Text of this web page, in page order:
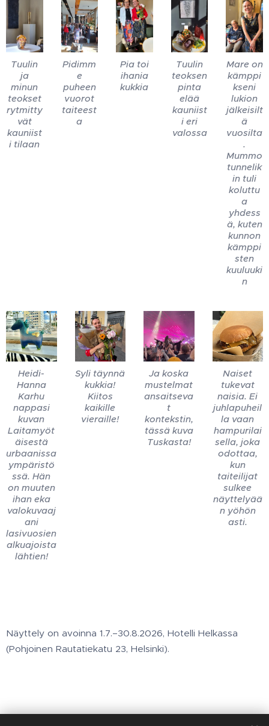
Tuulin
ja
minun
teokset
rytmitty
vät
kauniist
i tilaan
Pidimm
e
puheen
vuorot
taiteest
a
Pia toi
ihania
kukkia
Tuulin
teoksen
pinta
elää
kauniist
i eri
valossa
Mare on
kämppi
kseni
lukion
jälkeisilt
ä
vuosilta
.
Mummo
tunnelik
in tuli
koluttu
a
yhdess
ä, kuten
kunnon
kämppi
sten
kuuluuki
n
Heidi-
Hanna
Karhu
nappasi
kuvan
Laitamyöt
äisestä
urbaanissa
ympäristö
ssä. Hän
on muuten
ihan eka
valokuvaaj
ani
lasivuosien
alkuajoista
lähtien!
Syli täynnä
kukkia!
Kiitos
kaikille
vieraille!
Ja koska
mustelmat
ansaitseva
t
kontekstin,
tässä kuva
Tuskasta!
Naiset
tukevat
naisia. Ei
juhlapuheil
la vaan
hampurilai
sella, joka
odottaa,
kun
taiteilijat
sulkee
näyttelyää
n yöhön
asti.
Näyttely on avoinna 1.7.–30.8.2026, Hotelli Helkassa
(Pohjoinen Rautatiekatu 23, Helsinki).